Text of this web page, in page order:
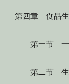
第四章 食品生
第一节 一
第二节 生产